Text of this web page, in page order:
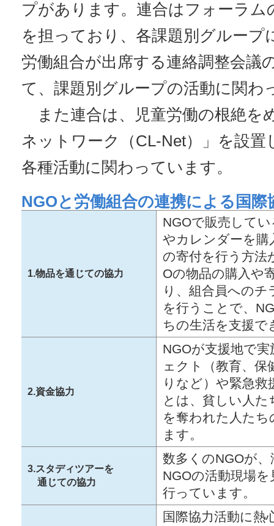
プがあります。連合はフォーラム
を担っており、各課題別グループ
労働組合が出席する連絡調整会議
て、課題別グループの活動に関わ
また連合は、児童労働の根絶を
ネットワーク（CL-Net）」を設置
各種活動に関わっています。
NGOと労働組合の連携による国際
1.物品を通じての協力
NGOで販売して
やカレンダーを購
の寄付を行う方法
Oの物品の購入や
り、組合員へのチ
を行うことで、
ちの生活を支援で
2.資金協力
NGOが支援地で
ェクト（教育、保
りなど）や緊急
とは、貧しい人た
を奪われた人た
ます。
3.スタディツアーを
通じての協力
数多くのNGOが
NGOの活動現場
行っています。
国際協力活動に熱